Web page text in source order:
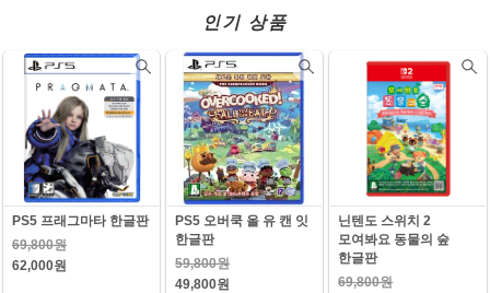
인기 상품
PS5 프래그마타 한글판
69,800원
62,000원
PS5 오버쿡 올 유 캔 잇
한글판
59,800원
49,800원
닌텐도 스위치 2
모여봐요 동물의 숲
한글판
69,800원